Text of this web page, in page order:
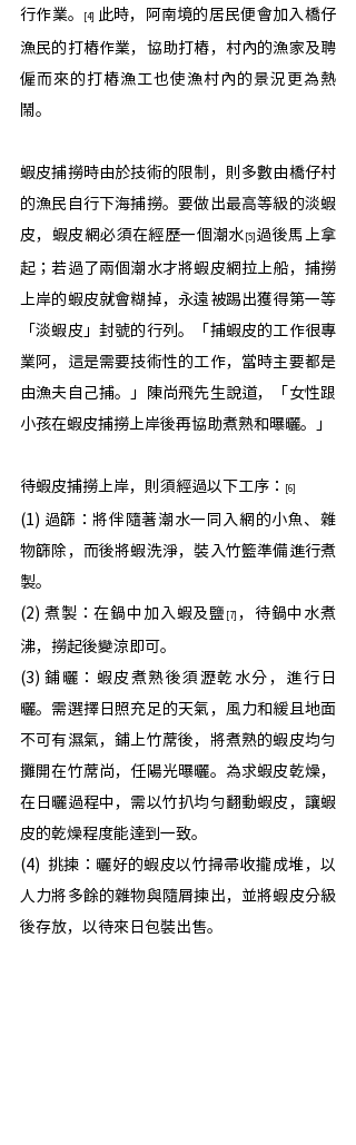
行作業。
[4] 此時，阿南境的居民便會加入橋仔
漁民的打樁作業，協助打樁，村內的漁家及聘
僱而來的打樁漁工也使漁村內的景況更為熱
鬧。
蝦皮捕撈時由於技術的限制，則多數由橋仔村
的漁民自行下海捕撈。要做出最高等級的淡蝦
皮，蝦皮網必須在經歷一個潮水 [5] 過後馬上拿
起；若過了兩個潮水才將蝦皮網拉上船，捕撈
上岸的蝦皮就會糊掉，永遠被踢出獲得第一等
「淡蝦皮」封號的行列。「捕蝦皮的工作很專
業阿，這是需要技術性的工作，當時主要都是
由漁夫自己捕。」陳尚飛先生說道，「女性跟
小孩在蝦皮捕撈上岸後再協助煮熟和曝曬。」
待蝦皮捕撈上岸，則須經過以下工序： [6]
(1) 過篩：將伴隨著潮水一同入網的小魚、雜
物篩除，而後將蝦洗淨，裝入竹籃準備進行煮
製。
(2) 煮製：在鍋中加入蝦及鹽
[7] ，待鍋中水煮
沸，撈起後變涼即可。
(3) 鋪曬：蝦皮煮熟後須瀝乾水分，進行日
曬。需選擇日照充足的天氣，風力和緩且地面
不可有濕氣，鋪上竹蓆後，將煮熟的蝦皮均勻
攤開在竹蓆尚，任陽光曝曬。為求蝦皮乾燥，
在日曬過程中，需以竹扒均勻翻動蝦皮，讓蝦
皮的乾燥程度能達到一致。
(4)  挑揀：曬好的蝦皮以竹掃帚收攏成堆，以
人力將多餘的雜物與隨屑揀出，並將蝦皮分級
後存放，以待來日包裝出售。